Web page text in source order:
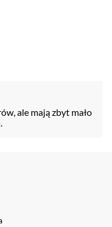
ale mają zbyt mało